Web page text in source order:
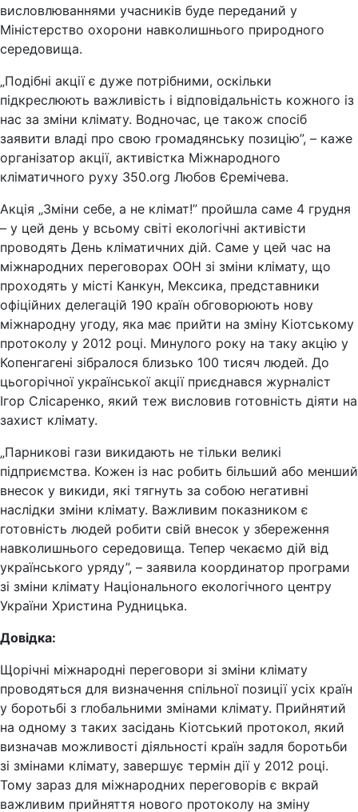
висловлюваннями учасників буде переданий у
Міністерство охорони навколишнього природного
середовища.
„Подібні акції є дуже потрібними, оскільки
підкреслюють важливість і відповідальність кожного із
нас за зміни клімату. Водночас, це також спосіб
заявити владі про свою громадянську позицію”, – каже
організатор акції, активістка Міжнародного
кліматичного руху 350.org Любов Єремічева.
Акція „Зміни себе, а не клімат!” пройшла саме 4 грудня
– у цей день у всьому світі екологічні активісти
проводять День кліматичних дій. Саме у цей час на
міжнародних переговорах ООН зі зміни клімату, що
проходять у місті Канкун, Мексика, представники
офіційних делегацій 190 країн обговорюють нову
міжнародну угоду, яка має прийти на зміну Кіотському
протоколу у 2012 році. Минулого року на таку акцію у
Копенгагені зібралося близько 100 тисяч людей. До
цьогорічної української акції приєднався журналіст
Ігор Слісаренко, який теж висловив готовність діяти на
захист клімату.
„Парникові гази викидають не тільки великі
підприємства. Кожен із нас робить більший або менший
внесок у викиди, які тягнуть за собою негативні
наслідки зміни клімату. Важливим показником є
готовність людей робити свій внесок у збереження
навколишнього середовища. Тепер чекаємо дій від
українського уряду”, – заявила координатор програми
зі зміни клімату Національного екологічного центру
України Христина Рудницька.
Довідка:
Щорічні міжнародні переговори зі зміни клімату
проводяться для визначення спільної позиції усіх країн
у боротьбі з глобальними змінами клімату. Прийнятий
на одному з таких засідань Кіотський протокол, який
визначав можливості діяльності країн задля боротьби
зі змінами клімату, завершує термін дії у 2012 році.
Тому зараз для міжнародних переговорів є вкрай
важливим прийняття нового протоколу на зміну